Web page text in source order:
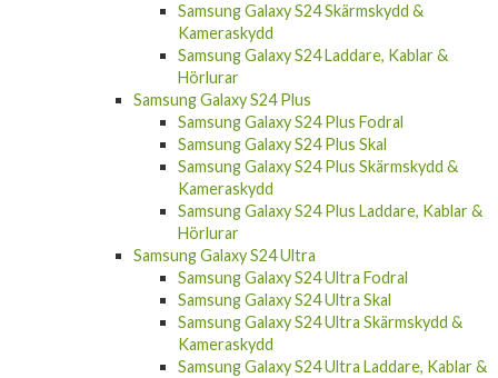
Samsung Galaxy S24 Skärmskydd &
Kameraskydd
Samsung Galaxy S24 Laddare, Kablar &
Hörlurar
Samsung Galaxy S24 Plus
Samsung Galaxy S24 Plus Fodral
Samsung Galaxy S24 Plus Skal
Samsung Galaxy S24 Plus Skärmskydd &
Kameraskydd
Samsung Galaxy S24 Plus Laddare, Kablar &
Hörlurar
Samsung Galaxy S24 Ultra
Samsung Galaxy S24 Ultra Fodral
Samsung Galaxy S24 Ultra Skal
Samsung Galaxy S24 Ultra Skärmskydd &
Kameraskydd
Samsung Galaxy S24 Ultra Laddare, Kablar &